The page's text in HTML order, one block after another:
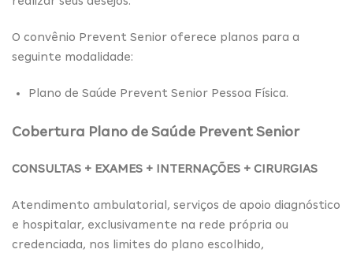
O convênio Prevent Senior oferece planos para a
seguinte modalidade:
Plano de Saúde Prevent Senior Pessoa Física.
Cobertura Plano de Saúde Prevent Senior
CONSULTAS + EXAMES + INTERNAÇÕES + CIRURGIAS
Atendimento ambulatorial, serviços de apoio diagnóstico
e hospitalar, exclusivamente na rede própria ou
credenciada, nos limites do plano escolhido,